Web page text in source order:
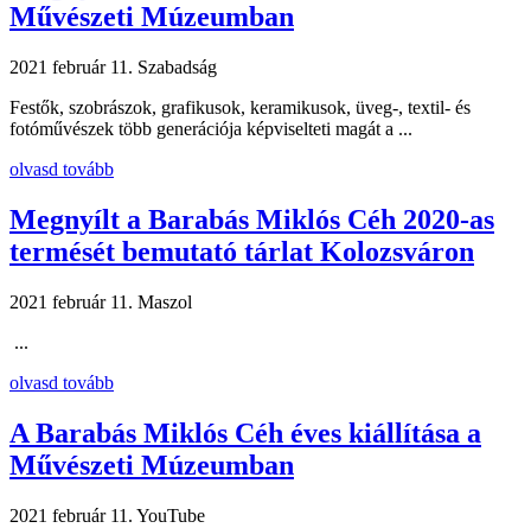
Művészeti Múzeumban
2021 február 11. Szabadság
Festők, szobrászok, grafikusok, keramikusok, üveg-, textil- és
fotóművészek több generációja képviselteti magát a ...
olvasd tovább
Megnyílt a Barabás Miklós Céh 2020-as
termését bemutató tárlat Kolozsváron
2021 február 11. Maszol
...
olvasd tovább
A Barabás Miklós Céh éves kiállítása a
Művészeti Múzeumban
2021 február 11. YouTube